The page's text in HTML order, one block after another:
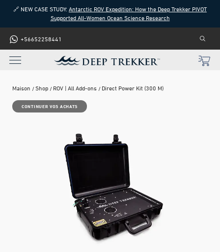
🔗 NEW CASE STUDY: Antarctic ROV Expedition: How the Deep Trekker PIVOT
Supported All-Women Ocean Science Research
+56652258441
Maison Shop ROV | All Add-ons Direct Power Kit (300 M)
CONTINUER VOS ACHATS